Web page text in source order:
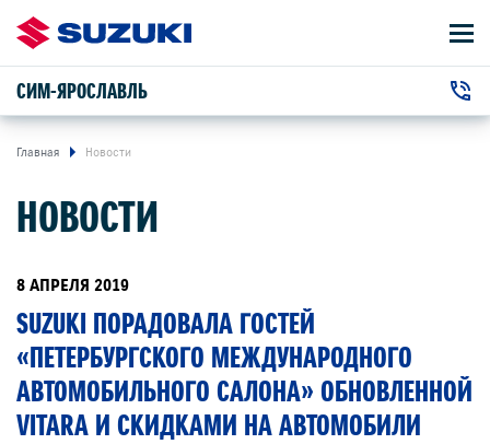
СИМ-ЯРОСЛАВЛЬ
г. Ярославль, Полушкина Роща улица, 21
АВТОМОБИЛИ
ВЛАДЕЛЬЦАМ
О КОМПАНИИ
КОНТАКТЫ
НОВОСТИ
ЗАКАЗАТЬ ЗВОНОК
Главная Новости
НОВОСТИ
8 АПРЕЛЯ 2019
SUZUKI ПОРАДОВАЛА ГОСТЕЙ
«ПЕТЕРБУРГСКОГО МЕЖДУНАРОДНОГО
АВТОМОБИЛЬНОГО САЛОНА» ОБНОВЛЕННОЙ
VITARA И СКИДКАМИ НА АВТОМОБИЛИ